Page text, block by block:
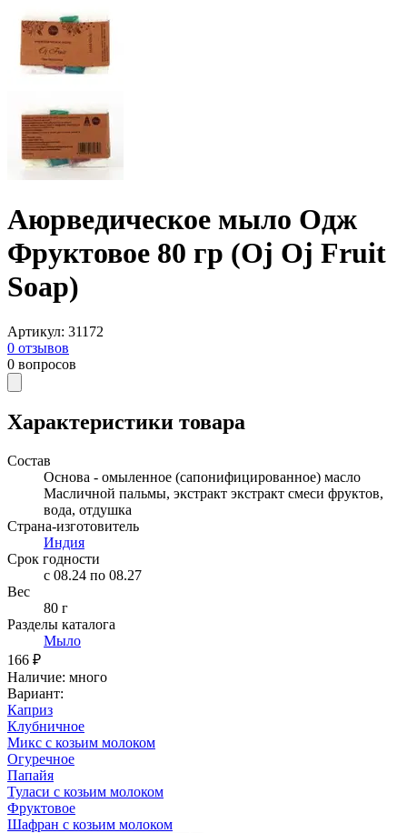
Аюрведическое мыло Одж
Фруктовое 80 гр (Oj Oj Fruit
Soap)
Артикул: 31172
0 отзывов
0 вопросов
Характеристики товара
Состав
Основа - омыленное (сапонифицированное) масло
Масличной пальмы, экстракт экстракт смеси фруктов,
вода, отдушка
Страна-изготовитель
Индия
Срок годности
c 08.24 по 08.27
Вес
80 г
Разделы каталога
Мыло
166 ₽
Наличие: много
Вариант:
Каприз
Клубничное
Микс с козьим молоком
Огуречное
Папайя
Туласи с козьим молоком
Фруктовое
Шафран с козьим молоком